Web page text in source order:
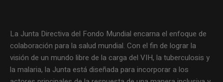
La Junta Directiva del Fondo Mundial encarna el enfoque de
colaboración para la salud mundial. Con el fin de lograr la
visión de un mundo libre de la carga del VIH, la tuberculosis y
la malaria, la Junta está diseñada para incorporar a los